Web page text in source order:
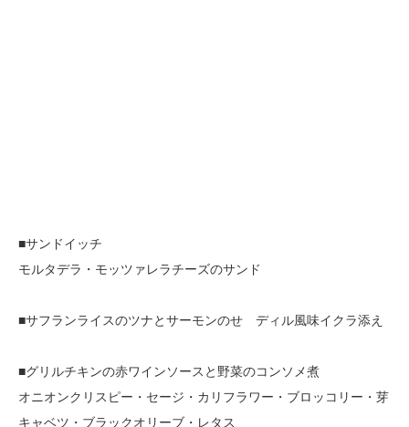
■サンドイッチ
モルタデラ・モッツァレラチーズのサンド
■サフランライスのツナとサーモンのせ ディル風味イクラ添え
■グリルチキンの赤ワインソースと野菜のコンソメ煮
オニオンクリスピー・セージ・カリフラワー・ブロッコリー・芽
キャベツ・ブラックオリーブ・レタス